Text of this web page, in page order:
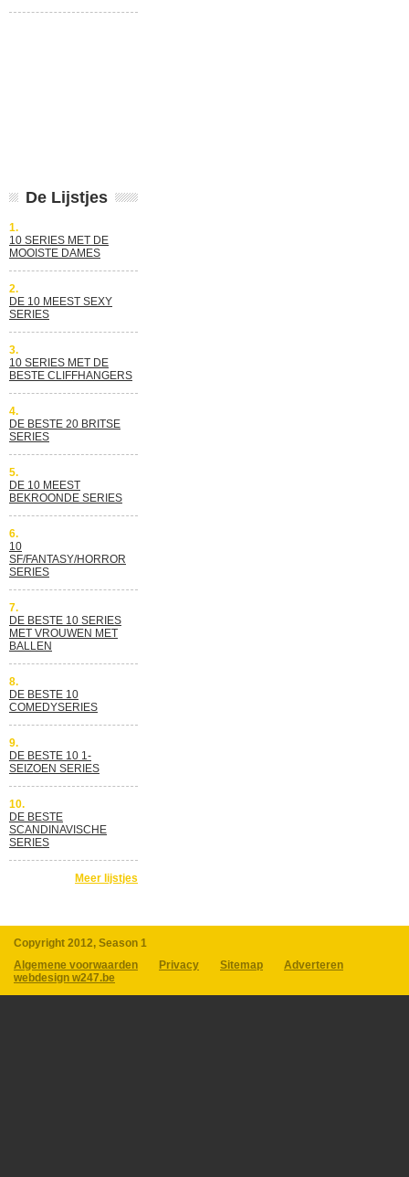
De Lijstjes
1.
10 SERIES MET DE
MOOISTE DAMES
2.
DE 10 MEEST SEXY
SERIES
3.
10 SERIES MET DE
BESTE CLIFFHANGERS
4.
DE BESTE 20 BRITSE
SERIES
5.
DE 10 MEEST
BEKROONDE SERIES
6.
10
SF/FANTASY/HORROR
SERIES
7.
DE BESTE 10 SERIES
MET VROUWEN MET
BALLEN
8.
DE BESTE 10
COMEDYSERIES
9.
DE BESTE 10 1-
SEIZOEN SERIES
10.
DE BESTE
SCANDINAVISCHE
SERIES
Meer lijstjes
Copyright 2012, Season 1
Algemene voorwaarden
Privacy Sitemap
Adverteren
webdesign w247.be